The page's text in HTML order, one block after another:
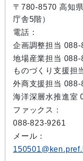
〒780-8570 高知
庁舎5階）
電話：
企画調整担当
地場産業担当
ものづくり支援担
外商支援担当
海洋深層水推進室
ファックス：
088-823-9261
メール：